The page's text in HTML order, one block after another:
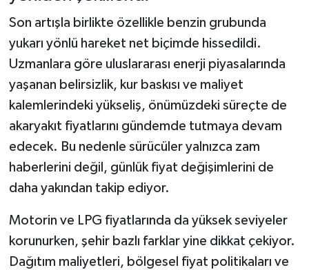
Son artışla birlikte özellikle benzin grubunda
yukarı yönlü hareket net biçimde hissedildi.
Uzmanlara göre uluslararası enerji piyasalarında
yaşanan belirsizlik, kur baskısı ve maliyet
kalemlerindeki yükseliş, önümüzdeki süreçte de
akaryakıt fiyatlarını gündemde tutmaya devam
edecek. Bu nedenle sürücüler yalnızca zam
haberlerini değil, günlük fiyat değişimlerini de
daha yakından takip ediyor.
Motorin ve LPG fiyatlarında da yüksek seviyeler
korunurken, şehir bazlı farklar yine dikkat çekiyor.
Dağıtım maliyetleri, bölgesel fiyat politikaları ve
Haber Arşivi